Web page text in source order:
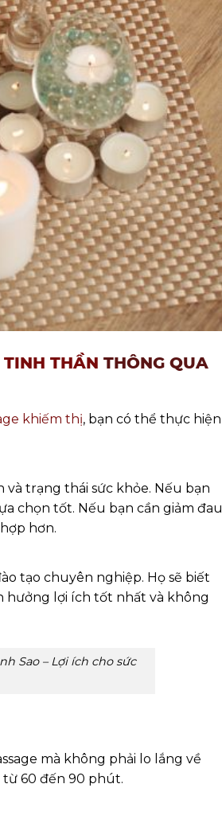
TINH THẦN THÔNG QUA
khiếm thị, bạn có thể thực hiện
và trạng thái sức khỏe. Nếu bạn
chọn tốt. Nếu bạn cần giảm đau
hơn.
tạo chuyên nghiệp. Họ sẽ biết
hưởng lợi ích tốt nhất và không
Sao – Lợi ích cho sức
mà không phải lo lắng về
từ 60 đến 90 phút.